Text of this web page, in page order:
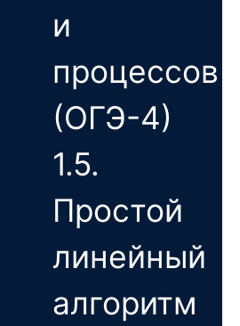
и
процессов
(ОГЭ-4)
1.5.
Простой
линейный
алгоритм